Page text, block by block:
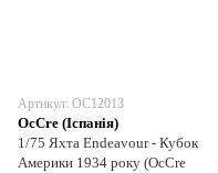
Артикул: OC12013
OcCre (Іспанія)
1/75 Яхта Endeavour - Кубок
Америки 1934 року (OcCre